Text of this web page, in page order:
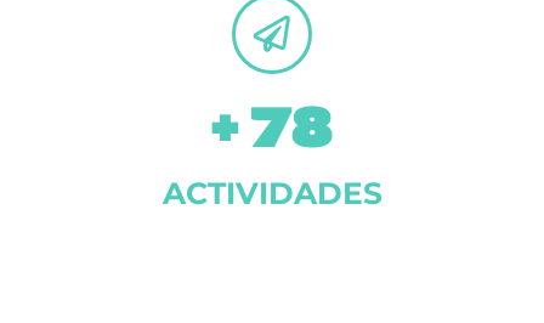
+ 78
ACTIVIDADES